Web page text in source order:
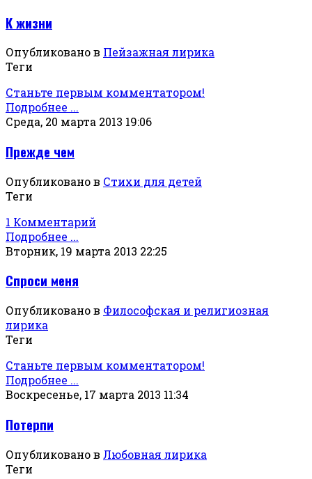
К жизни
Опубликовано в Пейзажная лирика
Теги
Станьте первым комментатором!
Подробнее ...
Среда, 20 марта 2013 19:06
Прежде чем
Опубликовано в Стихи для детей
Теги
1 Комментарий
Подробнее ...
Вторник, 19 марта 2013 22:25
Спроси меня
Опубликовано в Философская и религиозная
лирика
Теги
Станьте первым комментатором!
Подробнее ...
Воскресенье, 17 марта 2013 11:34
Потерпи
Опубликовано в Любовная лирика
Теги